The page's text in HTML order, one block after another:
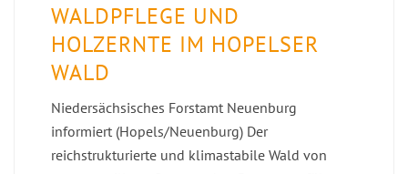
WALDPFLEGE UND
HOLZERNTE IM HOPELSER
WALD
Niedersächsisches Forstamt Neuenburg
informiert (Hopels/Neuenburg) Der
reichstrukturierte und klimastabile Wald von